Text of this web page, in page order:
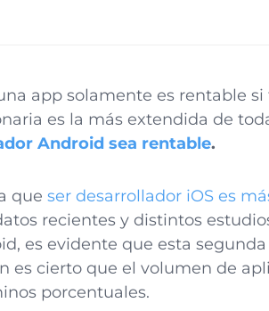
app solamente es rentable
es la más extendida de
Android sea rentable.
que ser desarrollador iOS es
recientes y distintos
es evidente que esta
es cierto que el volumen de
porcentuales.